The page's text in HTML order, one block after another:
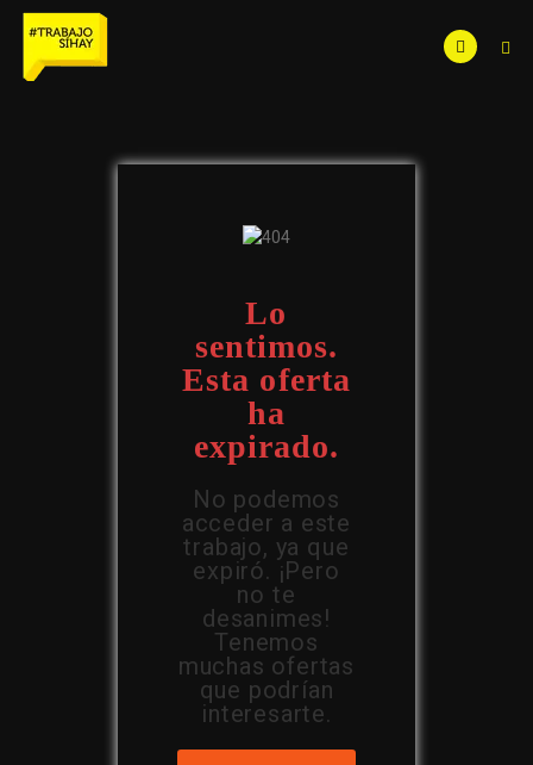
Lo
sentimos.
Esta oferta
ha
expirado.
No podemos
acceder a este
trabajo, ya que
expiró. ¡Pero
no te
desanimes!
Tenemos
muchas ofertas
que podrían
interesarte.